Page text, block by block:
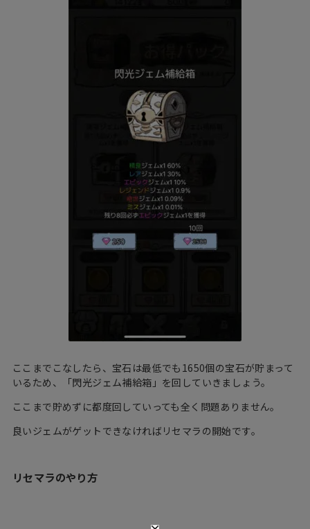
ここまでこなしたら、宝石は最低でも1650個の宝石が貯まって
いるため、「閃光ジェム補給箱」を回していきましょう。
ここまで貯めずに都度回していっても全く問題ありません。
良いジェムがゲットできなければリセマラの開始です。
リセマラのやり方